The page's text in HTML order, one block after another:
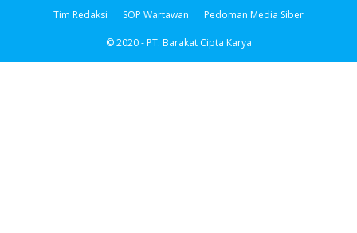
Tim Redaksi SOP Wartawan Pedoman Media Siber
© 2020 - PT. Barakat Cipta Karya